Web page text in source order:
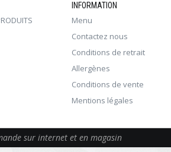
INFORMATION
Menu
Contactez nous
Conditions de retrait
Allergènes
Conditions de vente
Mentions légales
sur internet et en magasin